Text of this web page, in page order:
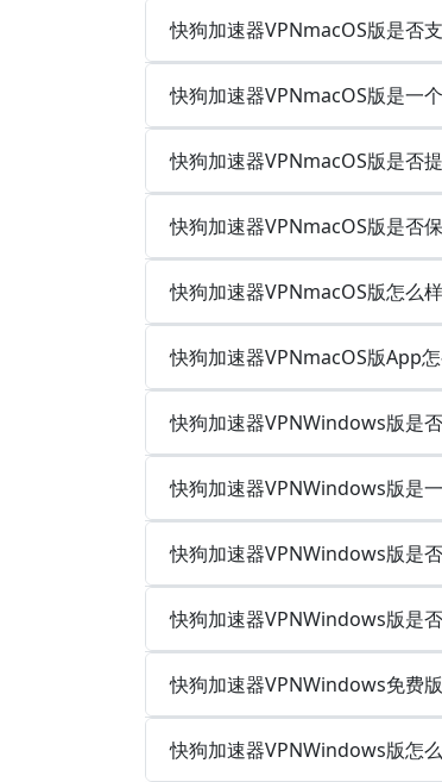
快狗加速器VPNmacOS版是否
快狗加速器VPNmacOS版是一
快狗加速器VPNmacOS版是否
快狗加速器VPNmacOS版是否
快狗加速器VPNmacOS版怎么
快狗加速器VPNmacOS版App
快狗加速器VPNWindows版是
快狗加速器VPNWindows版是
快狗加速器VPNWindows版是
快狗加速器VPNWindows版是
快狗加速器VPNWindows免费
快狗加速器VPNWindows版怎